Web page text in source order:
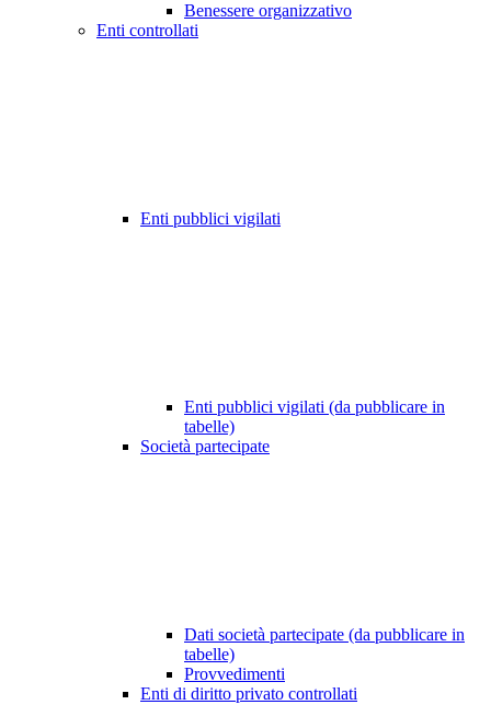
Benessere organizzativo
Enti controllati
Enti pubblici vigilati
Enti pubblici vigilati (da pubblicare in
tabelle)
Società partecipate
Dati società partecipate (da pubblicare in
tabelle)
Provvedimenti
Enti di diritto privato controllati